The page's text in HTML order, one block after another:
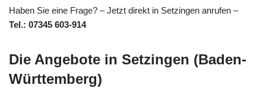
Haben Sie eine Frage? – Jetzt direkt in Setzingen anrufen –
Tel.: 07345 603-914
Die Angebote in Setzingen (Baden-
Württemberg)